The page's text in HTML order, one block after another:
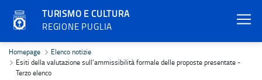
TURISMO E CULTURA
REGIONE PUGLIA
Esiti della valutazione sull’ammissibilità formale delle proposte
Homepage
Elenco notizie
Esiti della valutazione sull’ammissibilità formale delle proposte presentate -
Terzo elenco